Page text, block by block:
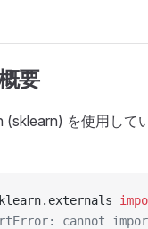
要
(sklearn) を使用して
cannot